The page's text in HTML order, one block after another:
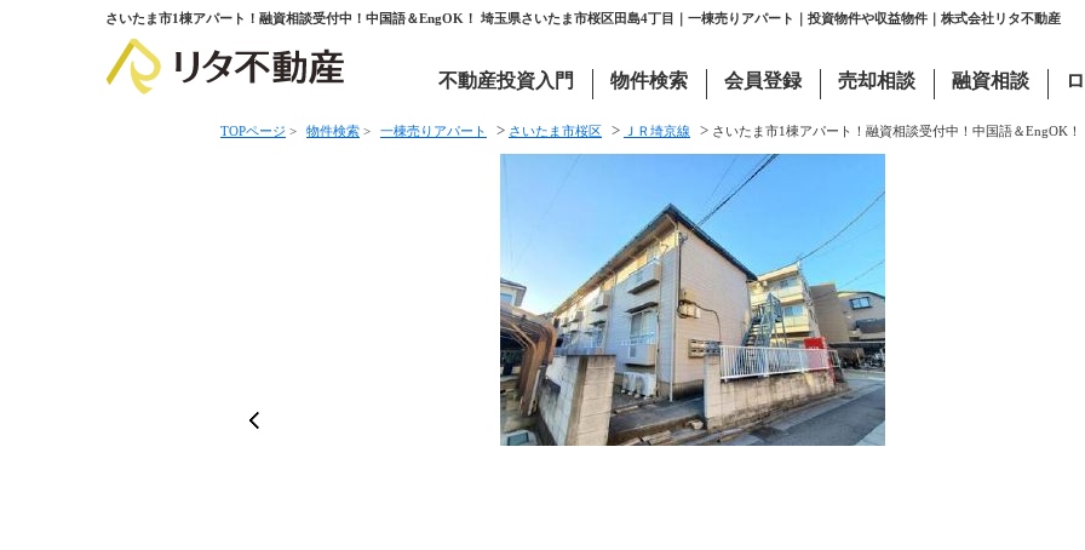
さいたま市1棟アパート！融資相談受付中！中国語＆EngOK！ 埼玉県さいたま市桜区田島4丁目｜一棟売りアパート｜投資物件や収益物件｜株式会社リタ不動産
不動産投資入門 物件検索 会員登録 売却相談 融資相談
TOPページ > 物件検索 > 一棟売りアパート > さいたま市桜区 > ＪＲ埼京線 > さいたま市1棟アパート！融資相談受付中！中国語＆EngOK！